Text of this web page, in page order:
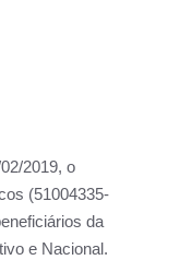
2019, o
(51004335-
da
e Nacional.